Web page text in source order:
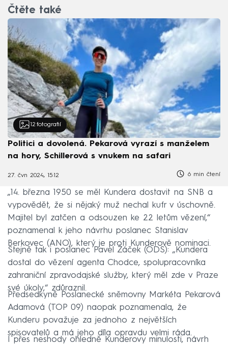
Čtěte také
12 fotografií
Politici a dovolená. Pekarová vyrazí s manželem
na hory, Schillerová s vnukem na safari
27. čvn 2024, 15:12 6 min čtení
„14. března 1950 se měl Kundera dostavit na SNB a
vypovědět, že si nějaký muž nechal kufr v úschovně.
Majitel byl zatčen a odsouzen ke 22 letům vězení,“
poznamenal k jeho návrhu poslanec Stanislav
Berkovec (ANO), který je proti Kunderově nominaci.
Stejně tak i poslanec Pavel Žáček (ODS): „Kundera
dostal do vězení agenta Chodce, spolupracovníka
zahraniční zpravodajské služby, který měl zde v Praze
své úkoly,“ zdůraznil.
Předsedkyně Poslanecké sněmovny Markéta Pekarová
Adamová (TOP 09) naopak poznamenala, že
Kunderu považuje za jednoho z největších
spisovatelů a má jeho díla opravdu velmi ráda.
I přes neshody ohledně Kunderovy minulosti, návrh